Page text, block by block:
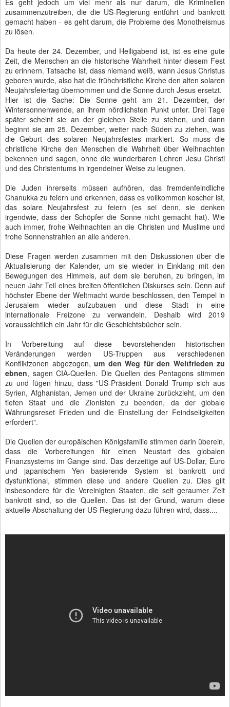
zusammenzutreiben, die die US-Regierung entführt und bankrott
gemacht haben - es geht darum, die Probleme des Monotheismus
zu lösen.
Da heute der 24. Dezember, und Heiligabend ist, ist es eine gute
Zeit, die Menschen an die historische Wahrheit hinter diesem Fest
zu erinnern. Tatsache ist, dass niemand weiß, wann Jesus Christus
geboren wurde, also hat die frühchristliche Kirche den alten solaren
Neujahrsfeiertag übernommen und die Sonne durch Jesus ersetzt.
Hier ist die Sache: Die Sonne geht am 21. Dezember, der
Wintersonnenwende, an ihrem nördlichsten Punkt unter. Drei Tage
später scheint sie an der gleichen Stelle zu stehen, und dann
beginnt sie am 25. Dezember, weiter nach Süden zu ziehen, was
die Geburt des solaren Neujahrsfestes markiert. So muss die
christliche Kirche den Menschen die Wahrheit über Weihnachten
bekennen und sagen, ohne die wunderbaren Lehren Jesu Christi
und des Christentums in irgendeiner Weise zu leugnen.
Die Juden ihrerseits müssen aufhören, das fremdenfeindliche
Chanukka zu feiern und erkennen, dass es vollkommen koscher ist,
das solare Neujahrsfest zu feiern (es sei denn, sie denken
irgendwie, dass der Schöpfer die Sonne nicht gemacht hat). Wie
auch immer, frohe Weihnachten an die Christen und Muslime und
frohe Sonnenstrahlen an alle anderen.
Diese Fragen werden zusammen mit den Diskussionen über die
Aktualisierung der Kalender, um sie wieder in Einklang mit den
Bewegungen des Himmels, auf dem sie beruhen, zu bringen, im
neuen Jahr Teil eines breiten öffentlichen Diskurses sein. Denn auf
höchster Ebene der Weltmacht wurde beschlossen, den Tempel in
Jerusalem wieder aufzubauen und diese Stadt in eine
internationale Freizone zu verwandeln. Deshalb wird 2019
voraussichtlich ein Jahr für die Geschichtsbücher sein.
In Vorbereitung auf diese bevorstehenden historischen
Veränderungen werden US-Truppen aus verschiedenen
Konfliktzonen abgezogen, um den Weg für den Weltfrieden zu
ebnen, sagen CIA-Quellen. Die Quellen des Pentagons stimmen
zu und fügen hinzu, dass "US-Präsident Donald Trump sich aus
Syrien, Afghanistan, Jemen und der Ukraine zurückzieht, um den
tiefen Staat und die Zionisten zu beenden, da der globale
Währungsreset Frieden und die Einstellung der Feindseligkeiten
erfordert".
Die Quellen der europäischen Königsfamilie stimmen darin überein,
dass die Vorbereitungen für einen Neustart des globalen
Finanzsystems im Gange sind. Das derzeitige auf US-Dollar, Euro
und japanischem Yen basierende System ist bankrott und
dysfunktional, stimmen diese und andere Quellen zu. Dies gilt
insbesondere für die Vereinigten Staaten, die seit geraumer Zeit
bankrott sind, so die Quellen. Das ist der Grund, warum diese
aktuelle Abschaltung der US-Regierung dazu führen wird, dass....